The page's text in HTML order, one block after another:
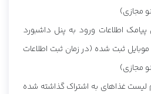
مجازی)
پیامک اطلاعات ورود به پنل داشبورد
ثبت شده (در زمان ثبت اطلاعات
مجازی)
لیست غذاهای به اشتراک گذاشته شده